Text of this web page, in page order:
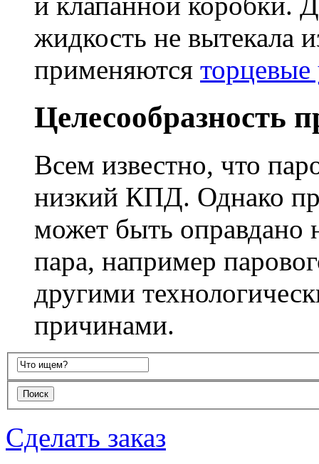
жидкость не вытекала
применяются торцевые
Целесообразность
Всем известно, что
низкий КПД. Однако
может быть оправдано
пара, например
другими
причинами.
Сделать заказ